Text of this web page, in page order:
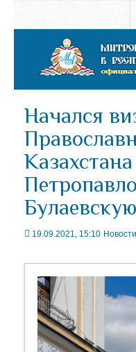
Начался
19.09.2021, 15:10